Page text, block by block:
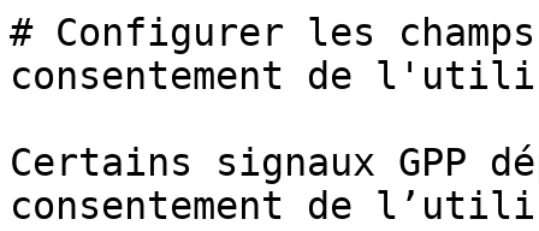
# Configurer les
consentement de
Certains signaux GPP
consentement de